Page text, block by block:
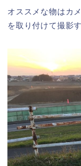
オススメな物はカ
を取り付けて撮影